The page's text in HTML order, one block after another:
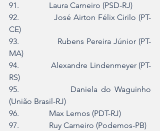
91.               Laura Carneiro (PSD-RJ)
92.               José Airton Félix Cirilo (PT-
CE)
93.               Rubens Pereira Júnior (PT-
MA)
94.               Alexandre Lindenmeyer (PT-
RS)
95.               Daniela do Waguinho
(União Brasil-RJ)
96.               Max Lemos (PDT-RJ)
97.               Ruy Carneiro (Podemos-PB)